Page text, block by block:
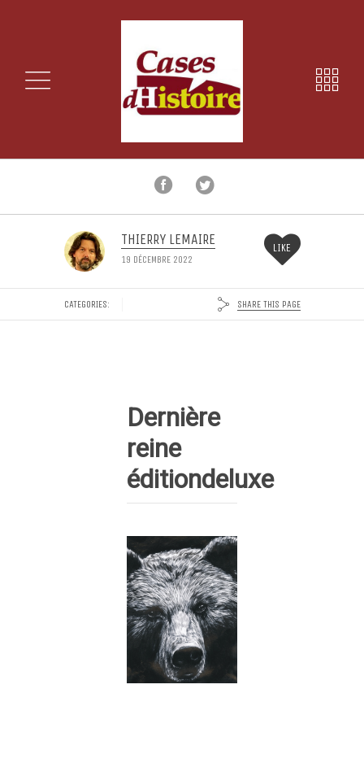
THIERRY LEMAIRE
19 DÉCEMBRE 2022
LIKE
CATEGORIES: SHARE THIS PAGE
Dernière
reine
éditiondeluxe